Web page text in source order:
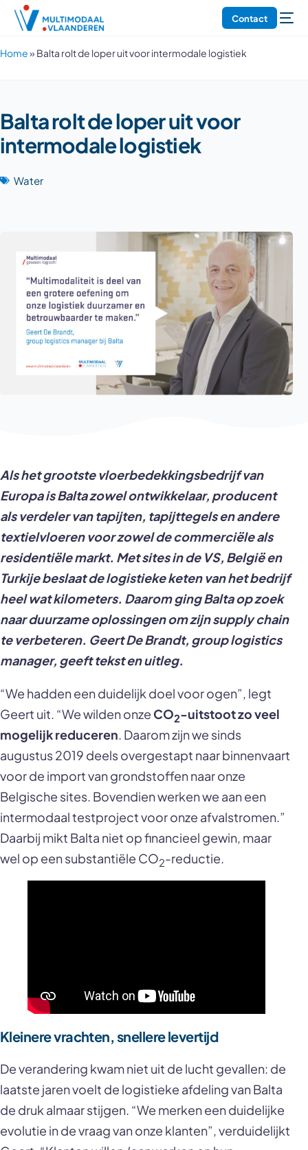
Contact
Home»Balta rolt de loper uit voor intermodale logistiek
Balta rolt de loper uit voor
intermodale logistiek
Water
Als het grootste vloerbedekkingsbedrijf van
Europa is Balta zowel ontwikkelaar, producent
als verdeler van tapijten, tapijttegels en andere
textielvloeren voor zowel de commerciële als
residentiële markt. Met sites in de VS, België en
Turkije beslaat de logistieke keten van het bedrijf
heel wat kilometers. Daarom ging Balta op zoek
naar duurzame oplossingen om zijn supply chain
te verbeteren. Geert De Brandt, group logistics
manager, geeft tekst en uitleg.
“We hadden een duidelijk doel voor ogen”, legt
Geert uit. “We wilden onzeCO2-uitstoot zo veel
mogelijk reduceren. Daarom zijn we sinds
augustus 2019 deels overgestapt naar binnenvaart
voor de import van grondstoffen naar onze
Belgische sites. Bovendien werken we aan een
intermodaal testproject voor onze afvalstromen.”
Daarbij mikt Balta niet op financieel gewin, maar
wel op een substantiële CO2-reductie.
Kleinere vrachten, snellere levertijd
De verandering kwam niet uit de lucht gevallen: de
laatste jaren voelt de logistieke afdeling van Balta
de druk almaar stijgen. “We merken een duidelijke
evolutie in de vraag van onze klanten”, verduidelijkt